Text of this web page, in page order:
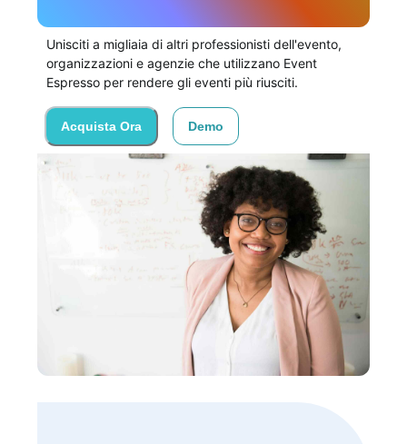
Unisciti a migliaia di altri professionisti dell'evento,
organizzazioni e agenzie che utilizzano Event
Espresso per rendere gli eventi più riusciti.
Acquista Ora Demo